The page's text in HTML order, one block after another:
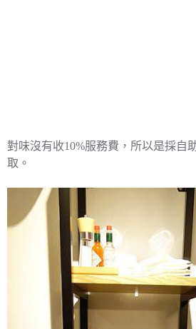
對味沒有收10%服務費，所以是採自
取。